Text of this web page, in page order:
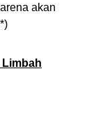
akan